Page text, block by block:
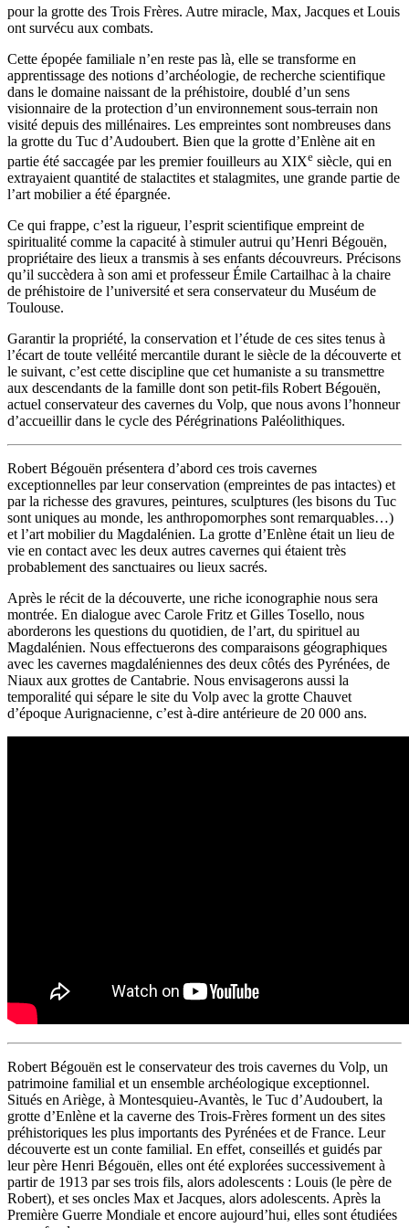
pour la grotte des Trois Frères. Autre miracle, Max, Jacques et Louis
ont survécu aux combats.
Cette épopée familiale n’en reste pas là, elle se transforme en
apprentissage des notions d’archéologie, de recherche scientifique
dans le domaine naissant de la préhistoire, doublé d’un sens
visionnaire de la protection d’un environnement sous-terrain non
visité depuis des millénaires. Les empreintes sont nombreuses dans
la grotte du Tuc d’Audoubert. Bien que la grotte d’Enlène ait en
partie été saccagée par les premier fouilleurs au XIXe siècle, qui en
extrayaient quantité de stalactites et stalagmites, une grande partie de
l’art mobilier a été épargnée.
Ce qui frappe, c’est la rigueur, l’esprit scientifique empreint de
spiritualité comme la capacité à stimuler autrui qu’Henri Bégouën,
propriétaire des lieux a transmis à ses enfants découvreurs. Précisons
qu’il succèdera à son ami et professeur Émile Cartailhac à la chaire
de préhistoire de l’université et sera conservateur du Muséum de
Toulouse.
Garantir la propriété, la conservation et l’étude de ces sites tenus à
l’écart de toute velléité mercantile durant le siècle de la découverte et
le suivant, c’est cette discipline que cet humaniste a su transmettre
aux descendants de la famille dont son petit-fils Robert Bégouën,
actuel conservateur des cavernes du Volp, que nous avons l’honneur
d’accueillir dans le cycle des Pérégrinations Paléolithiques.
Robert Bégouën présentera d’abord ces trois cavernes
exceptionnelles par leur conservation (empreintes de pas intactes) et
par la richesse des gravures, peintures, sculptures (les bisons du Tuc
sont uniques au monde, les anthropomorphes sont remarquables…)
et l’art mobilier du Magdalénien. La grotte d’Enlène était un lieu de
vie en contact avec les deux autres cavernes qui étaient très
probablement des sanctuaires ou lieux sacrés.
Après le récit de la découverte, une riche iconographie nous sera
montrée. En dialogue avec Carole Fritz et Gilles Tosello, nous
aborderons les questions du quotidien, de l’art, du spirituel au
Magdalénien. Nous effectuerons des comparaisons géographiques
avec les cavernes magdaléniennes des deux côtés des Pyrénées, de
Niaux aux grottes de Cantabrie. Nous envisagerons aussi la
temporalité qui sépare le site du Volp avec la grotte Chauvet
d’époque Aurignacienne, c’est à-dire antérieure de 20 000 ans.
Robert Bégouën est le conservateur des trois cavernes du Volp, un
patrimoine familial et un ensemble archéologique exceptionnel.
Situés en Ariège, à Montesquieu-Avantès, le Tuc d’Audoubert, la
grotte d’Enlène et la caverne des Trois-Frères forment un des sites
préhistoriques les plus importants des Pyrénées et de France. Leur
découverte est un conte familial. En effet, conseillés et guidés par
leur père Henri Bégouën, elles ont été explorées successivement à
partir de 1913 par ses trois fils, alors adolescents : Louis (le père de
Robert), et ses oncles Max et Jacques, alors adolescents. Après la
Première Guerre Mondiale et encore aujourd’hui, elles sont étudiées